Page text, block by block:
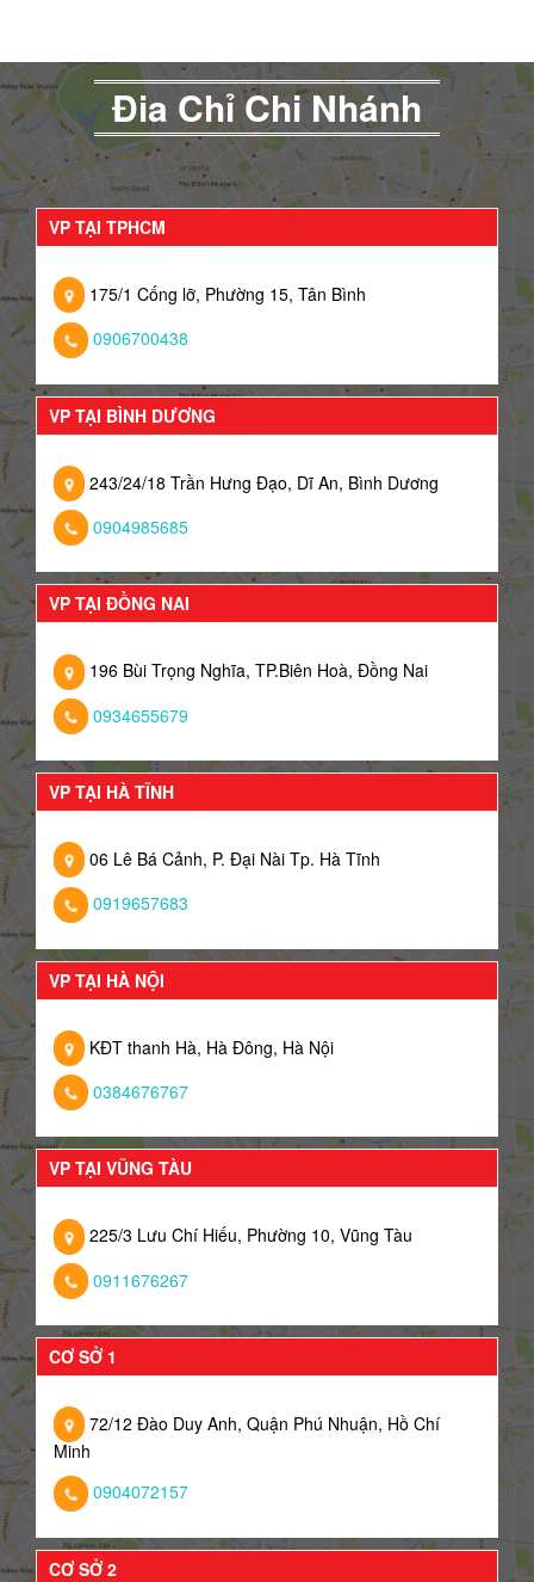
Đia Chỉ Chi Nhánh
VP TẠI TPHCM
175/1 Cống lỡ, Phường 15, Tân Bình
0906700438
VP TẠI BÌNH DƯƠNG
243/24/18 Trần Hưng Đạo, Dĩ An, Bình Dương
0904985685
VP TẠI ĐỒNG NAI
196 Bùi Trọng Nghĩa, TP.Biên Hoà, Đồng Nai
0934655679
VP TẠI HÀ TĨNH
06 Lê Bá Cảnh, P. Đại Nài Tp. Hà Tĩnh
0919657683
VP TẠI HÀ NỘI
KĐT thanh Hà, Hà Đông, Hà Nội
0384676767
VP TẠI VŨNG TÀU
225/3 Lưu Chí Hiếu, Phường 10, Vũng Tàu
0911676267
CƠ SỞ 1
72/12 Đào Duy Anh, Quận Phú Nhuận, Hồ Chí
Minh
0904072157
CƠ SỞ 2